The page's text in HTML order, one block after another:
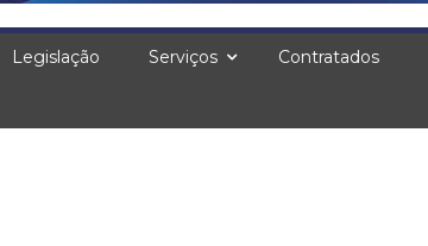
Legislação Serviços Contratados